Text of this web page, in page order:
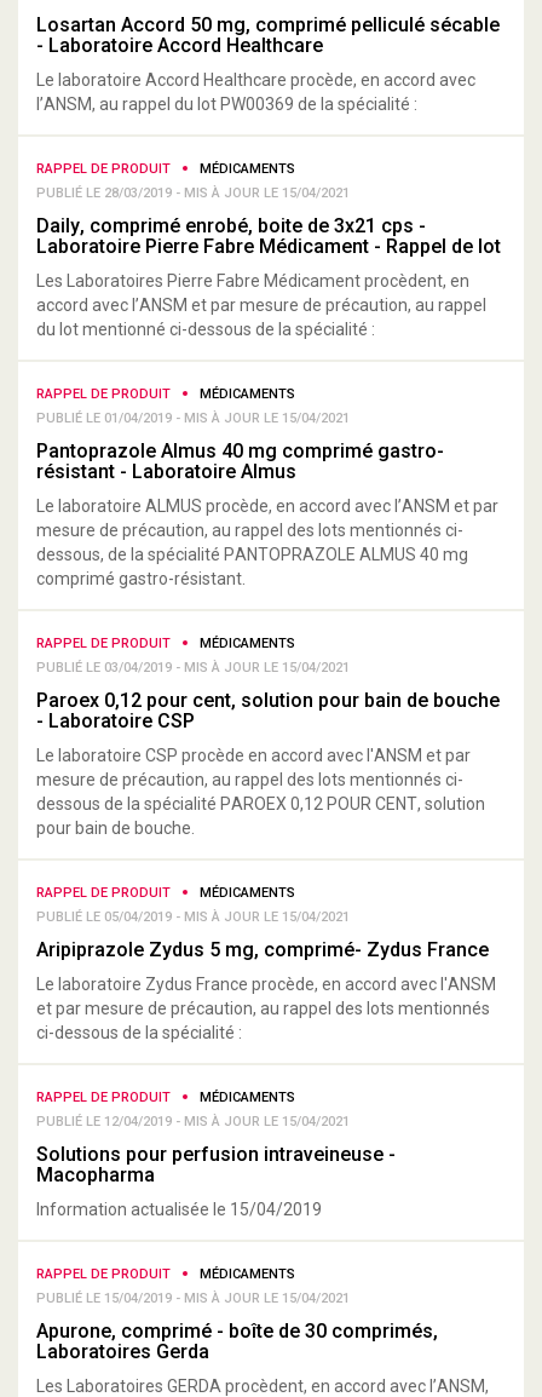
Losartan Accord 50 mg, comprimé pelliculé sécable
- Laboratoire Accord Healthcare
Le laboratoire Accord Healthcare procède, en accord avec
l’ANSM, au rappel du lot PW00369 de la spécialité :
RAPPEL DE PRODUIT
MÉDICAMENTS
PUBLIÉ LE 28/03/2019 - MIS À JOUR LE 15/04/2021
Daily, comprimé enrobé, boite de 3x21 cps -
Laboratoire Pierre Fabre Médicament - Rappel de lot
Les Laboratoires Pierre Fabre Médicament procèdent, en
accord avec l’ANSM et par mesure de précaution, au rappel
du lot mentionné ci-dessous de la spécialité :
RAPPEL DE PRODUIT
MÉDICAMENTS
PUBLIÉ LE 01/04/2019 - MIS À JOUR LE 15/04/2021
Pantoprazole Almus 40 mg comprimé gastro-
résistant - Laboratoire Almus
Le laboratoire ALMUS procède, en accord avec l’ANSM et par
mesure de précaution, au rappel des lots mentionnés ci-
dessous, de la spécialité PANTOPRAZOLE ALMUS 40 mg
comprimé gastro-résistant.
RAPPEL DE PRODUIT
MÉDICAMENTS
PUBLIÉ LE 03/04/2019 - MIS À JOUR LE 15/04/2021
Paroex 0,12 pour cent, solution pour bain de bouche
- Laboratoire CSP
Le laboratoire CSP procède en accord avec l'ANSM et par
mesure de précaution, au rappel des lots mentionnés ci-
dessous de la spécialité PAROEX 0,12 POUR CENT, solution
pour bain de bouche.
RAPPEL DE PRODUIT
MÉDICAMENTS
PUBLIÉ LE 05/04/2019 - MIS À JOUR LE 15/04/2021
Aripiprazole Zydus 5 mg, comprimé- Zydus France
Le laboratoire Zydus France procède, en accord avec l'ANSM
et par mesure de précaution, au rappel des lots mentionnés
ci-dessous de la spécialité :
RAPPEL DE PRODUIT
MÉDICAMENTS
PUBLIÉ LE 12/04/2019 - MIS À JOUR LE 15/04/2021
Solutions pour perfusion intraveineuse -
Macopharma
Information actualisée le 15/04/2019
RAPPEL DE PRODUIT
MÉDICAMENTS
PUBLIÉ LE 15/04/2019 - MIS À JOUR LE 15/04/2021
Apurone, comprimé - boîte de 30 comprimés,
Laboratoires Gerda
Les Laboratoires GERDA procèdent, en accord avec l’ANSM,